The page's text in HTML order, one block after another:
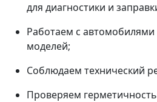
для диагностики и
Работаем с
моделей;
Соблюдаем технический
Проверяем